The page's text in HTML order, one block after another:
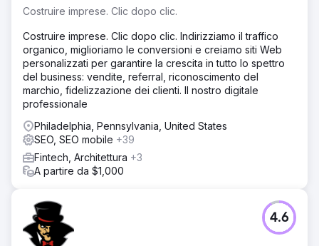
posizionamento chiaro. La sfida: posizionare non uno, ma
più marchi della stessa nicchia nella prima pagina di
Google senza che si cannibalizzassero a vicenda,
costruendo al contempo un'autorevolezza individuale
per ogni dominio in un mercato in cui tutti offrivano
essenzialmente lo stesso servizio.
Soluzione
Architettura semantica differenziata per ogni sito con
angoli di ranking unici. Mappe tematiche individuali e
markup Schema specializzato per ogni tipo di offerta.
Contenuti ottimizzati per snippet in evidenza e
panoramiche basate sull'intelligenza artificiale. SEO
tecnica unificata: Core Web Vitals, mobile-first, URL puliti.
per la posizione. Metodo proprietario per prevenire la
cannibalizzazione delle parole chiave tra domini nella
stessa nicchia.
Costruire imprese. Clic dopo clic.
Costruire imprese. Clic dopo clic. Indirizziamo il traffico
organico, miglioriamo le conversioni e creiamo siti Web
personalizzati per garantire la crescita in tutto lo spettro
del business: vendite, referral, riconoscimento del
marchio, fidelizzazione dei clienti. Il nostro digitale
professionale
Philadelphia, Pennsylvania, United States
SEO, SEO mobile +39
Fintech, Architettura +3
A partire da $1,000
4.6